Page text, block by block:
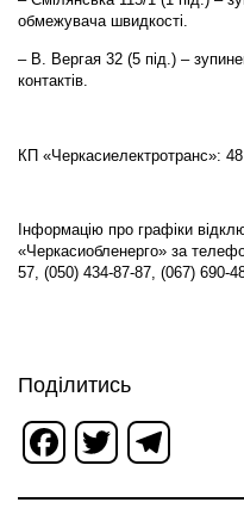
обмежувача швидкості.
– В. Вергая 32 (5 під.) –
контактів.
КП «Черкасиелектротранс»: 48
Інформацію про графіки
«Черкасиобленерго» за
57, (050) 434-87-87, (067) 690-
Поділитись
Facebook
Twitter